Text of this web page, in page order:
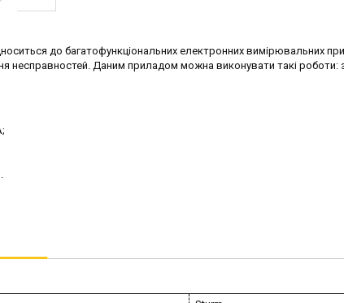
до багатофункціональних електронних вимірювальних
несправностей. Даним приладом можна виконувати такі роботи: